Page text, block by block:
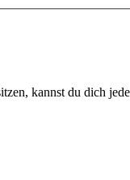
kannst du dich